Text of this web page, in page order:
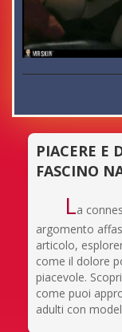
PIACERE E
FASCINO
La
argomento
articolo,
come il dolore
piacevole.
come puoi
adulti con